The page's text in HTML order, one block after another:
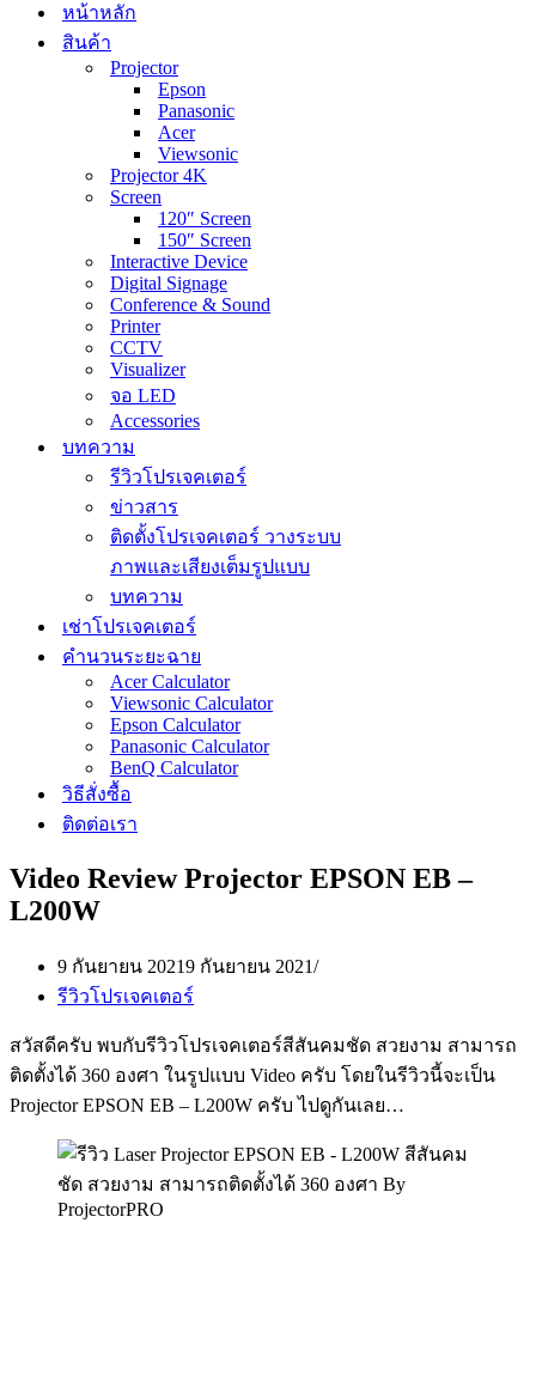
หน้าหลัก
สินค้า
Projector
Epson
Panasonic
Acer
Viewsonic
Projector 4K
Screen
120″ Screen
150″ Screen
Interactive Device
Digital Signage
Conference & Sound
Printer
CCTV
Visualizer
จอ LED
Accessories
บทความ
รีวิวโปรเจคเตอร์
ข่าวสาร
ติดตั้งโปรเจคเตอร์ วางระบบ
ภาพและเสียงเต็มรูปแบบ
บทความ
เช่าโปรเจคเตอร์
คำนวนระยะฉาย
Acer Calculator
Viewsonic Calculator
Epson Calculator
Panasonic Calculator
BenQ Calculator
วิธีสั่งซื้อ
ติดต่อเรา
Video Review Projector EPSON EB –
L200W
9 กันยายน 20219 กันยายน 2021
รีวิวโปรเจคเตอร์
สวัสดีครับ พบกับรีวิวโปรเจคเตอร์สีสันคมชัด สวยงาม สามารถ
ติดตั้งได้ 360 องศา ในรูปแบบ Video ครับ โดยในรีวิวนี้จะเป็น
Projector EPSON EB – L200W ครับ ไปดูกันเลย…